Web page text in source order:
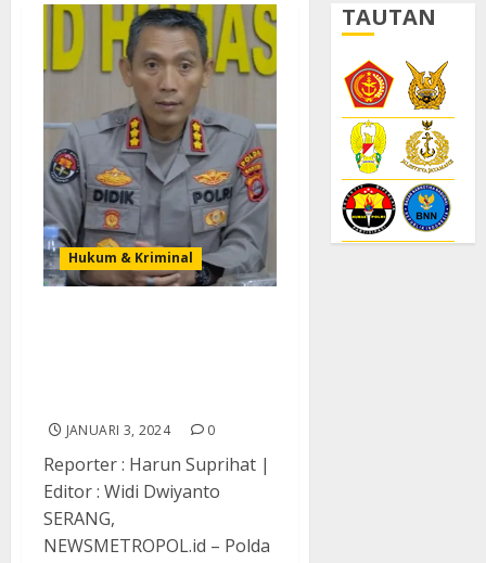
Hukum & Kriminal
JANUARI 3, 2024 0
Reporter : Harun Suprihat |
Editor : Widi Dwiyanto
SERANG,
NEWSMETROPOL.id – Polda
TAUTAN